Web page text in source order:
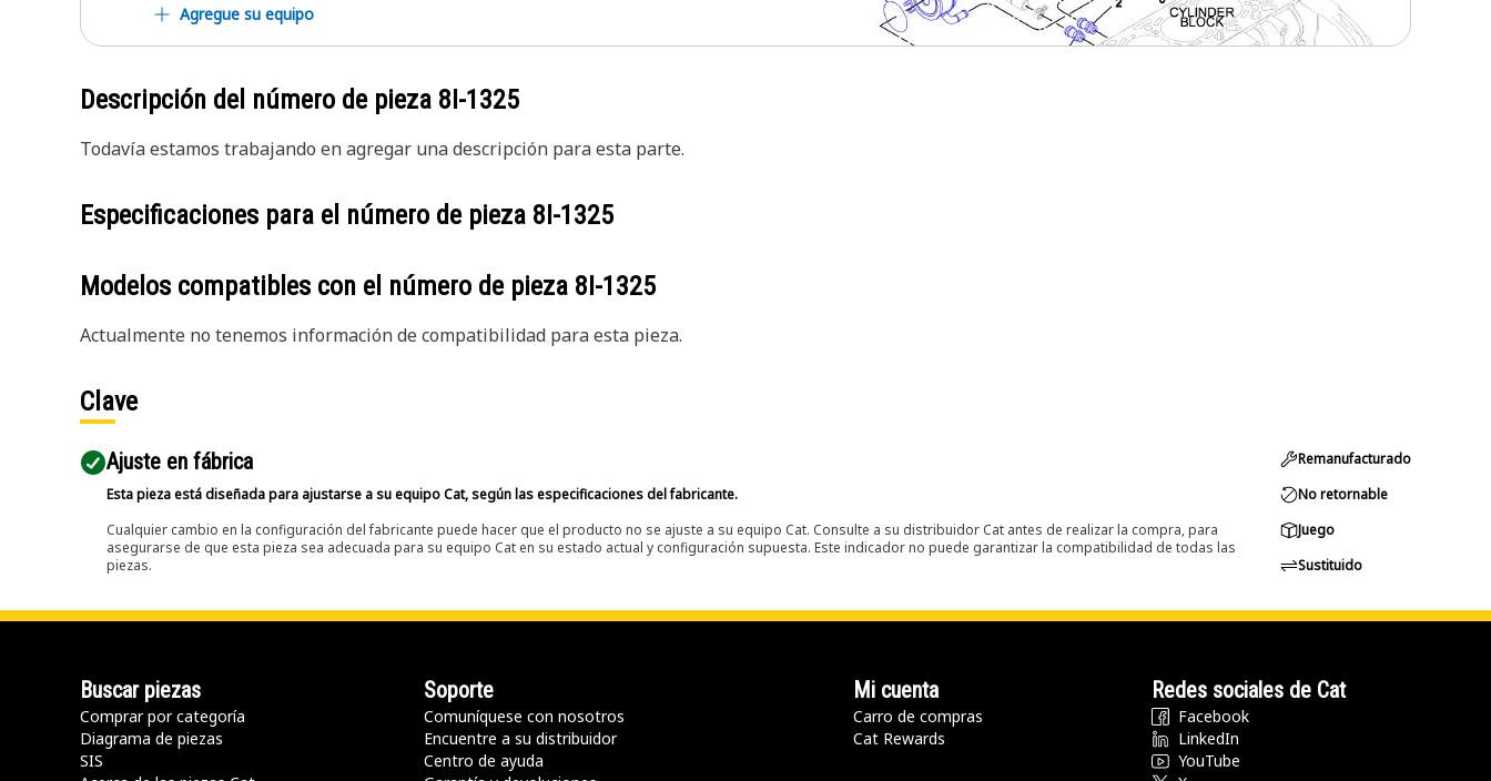
Agregue su equipo
Descripción del número de pieza 8I-1325
Todavía estamos trabajando en agregar una descripción para esta parte.
Especificaciones para el número de pieza 8I-1325
Modelos compatibles con el número de pieza 8I-1325
Actualmente no tenemos información de compatibilidad para esta pieza.
Clave
Ajuste en fábrica
Esta pieza está diseñada para ajustarse a su equipo Cat, según las especificaciones del fabricante.
Cualquier cambio en la configuración del fabricante puede hacer que el producto no se ajuste a su equipo Cat. Consulte a su distribuidor Cat antes de realizar la compra, para
asegurarse de que esta pieza sea adecuada para su equipo Cat en su estado actual y configuración supuesta. Este indicador no puede garantizar la compatibilidad de todas las
piezas.
Remanufacturado
No retornable
Juego
Sustituido
Buscar piezas
Comprar por categoría
Diagrama de piezas
SIS
Soporte
Comuníquese con nosotros
Encuentre a su distribuidor
Centro de ayuda
Mi cuenta
Carro de compras
Cat Rewards
Redes sociales de Cat
Facebook
LinkedIn
YouTube